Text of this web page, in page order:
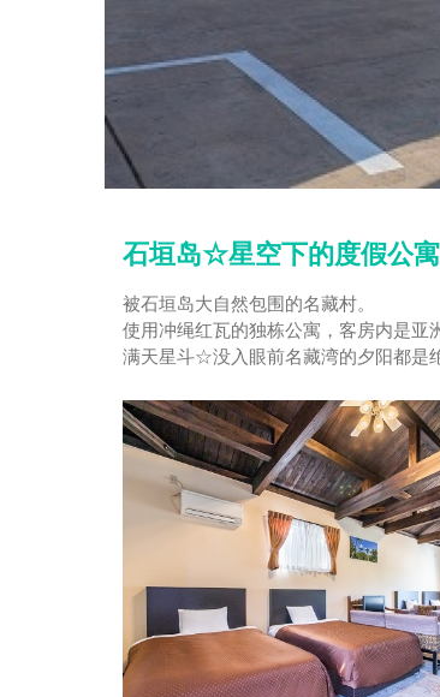
石垣岛☆星空下的度假公
被石垣岛大自然包围的名藏村。
使用冲绳红瓦的独栋公寓，客房内是亚
满天星斗☆没入眼前名藏湾的夕阳都是